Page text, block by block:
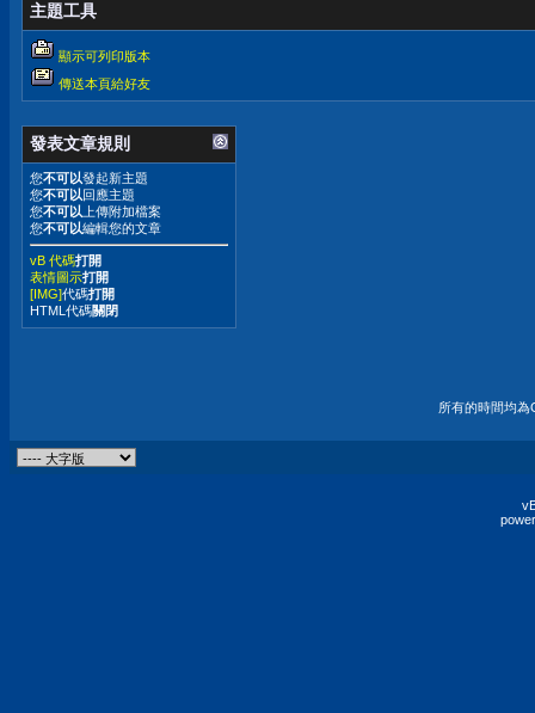
主題工具
顯示可列印版本
傳送本頁給好友
發表文章規則
您不可以發起新主題
您不可以回應主題
您不可以 上傳附加檔案
您不可以編輯您的文章
vB 代碼打開
表情圖示打開
[IMG]代碼打開
HTML代碼關閉
所有的時間均為